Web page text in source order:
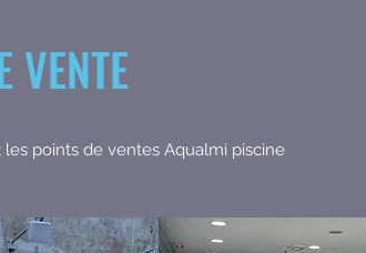
VENTE
points de ventes Aqualmi piscine